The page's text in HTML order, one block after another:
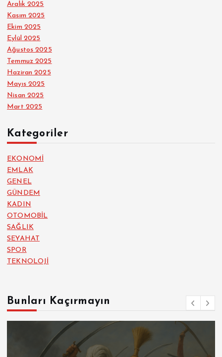
Aralık 2025
Kasım 2025
Ekim 2025
Eylül 2025
Ağustos 2025
Temmuz 2025
Haziran 2025
Mayıs 2025
Nisan 2025
Mart 2025
Kategoriler
EKONOMİ
EMLAK
GENEL
GÜNDEM
KADIN
OTOMOBİL
SAĞLIK
SEYAHAT
SPOR
TEKNOLOJİ
Bunları Kaçırmayın